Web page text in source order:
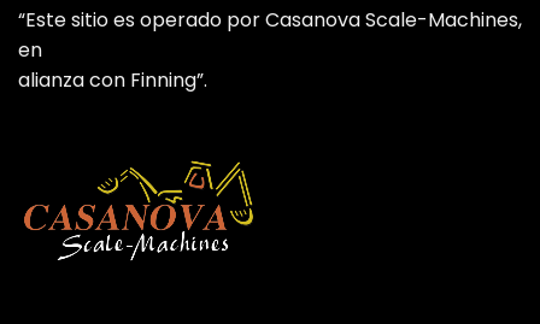
“Este sitio es operado por Casanova Scale-Machines,
en
alianza con Finning”.